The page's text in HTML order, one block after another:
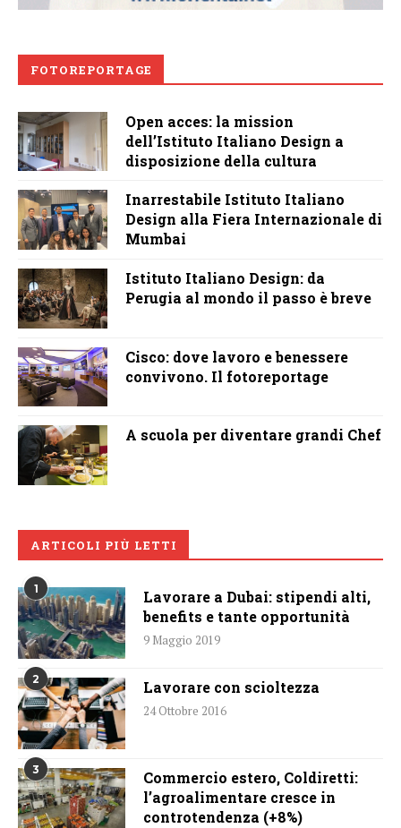
FOTOREPORTAGE
Open acces: la mission
dell’Istituto Italiano Design a
disposizione della cultura
Inarrestabile Istituto Italiano
Design alla Fiera Internazionale di
Mumbai
Istituto Italiano Design: da
Perugia al mondo il passo è breve
Cisco: dove lavoro e benessere
convivono. Il fotoreportage
A scuola per diventare grandi Chef
ARTICOLI PIÙ LETTI
1
Lavorare a Dubai: stipendi alti,
benefits e tante opportunità
9 Maggio 2019
2 Lavorare con scioltezza
24 Ottobre 2016
3
Commercio estero, Coldiretti:
l’agroalimentare cresce in
controtendenza (+8%)